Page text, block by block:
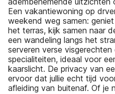
Een vakantiewoning op
weekend weg samen:
het terras, kijk samen naar
een wandeling langs het
serveren verse
specialiteiten, ideaal voor
kaarslicht. De privacy van
ervoor dat jullie echt tijd
afleiding van buitenaf. Of je